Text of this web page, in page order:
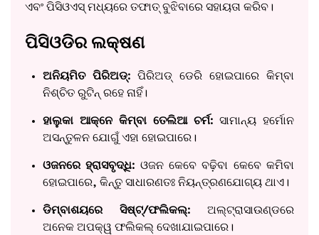
ଏବଂ ପିସିଓଏସ୍ ମଧ୍ୟରେ ତଫାତ୍ ବୁଝିବାରେ ସହାୟତା କରିବ।
ପିସିଓଡିର ଲକ୍ଷଣ
ଅନିୟମିତ ପିରିଅଡ୍: ପିରିଅଡ୍ ଡେରି ହୋଇପାରେ କିମ୍ବା
ନିଶ୍ଚିତ ରୁଟିନ୍ ରହେ ନାହିଁ।
ହାଲୁକା ଆକ୍ନେ କିମ୍ବା ତେଲିଆ ଚର୍ମ: ସାମାନ୍ୟ ହର୍ମୋନ
ଅସନ୍ତୁଳନ ଯୋଗୁଁ ଏହା ହୋଇପାରେ।
ଓଜନରେ ହ୍ରାସବୃଦ୍ଧି: ଓଜନ କେବେ ବଢ଼ିବା କେବେ କମିବା
ହୋଇପାରେ, କିନ୍ତୁ ସାଧାରଣତଃ ନିୟନ୍ତ୍ରଣଯୋଗ୍ୟ ଥାଏ।
ଡିମ୍ବାଶୟରେ ସିଷ୍ଟ୍‌/ଫଲିକଲ୍: ଅଲ୍ଟ୍ରାସାଉଣ୍ଡରେ
ଅନେକ ଅପକ୍ୱ ଫଲିକଲ୍ ଦେଖାଯାଇପାରେ।